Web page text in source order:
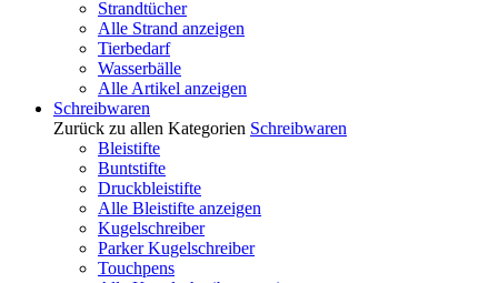
Strandtücher
Alle Strand anzeigen
Tierbedarf
Wasserbälle
Alle Artikel anzeigen
Schreibwaren
Zurück zu allen Kategorien Schreibwaren
Bleistifte
Buntstifte
Druckbleistifte
Alle Bleistifte anzeigen
Kugelschreiber
Parker Kugelschreiber
Touchpens